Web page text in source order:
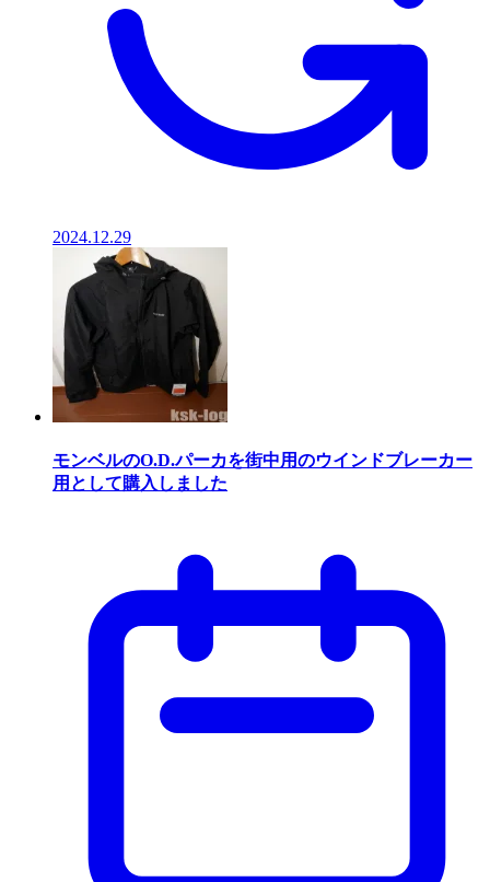
2024.12.29
モンベルのO.D.パーカを街中用のウインドブレーカー
用として購入しました